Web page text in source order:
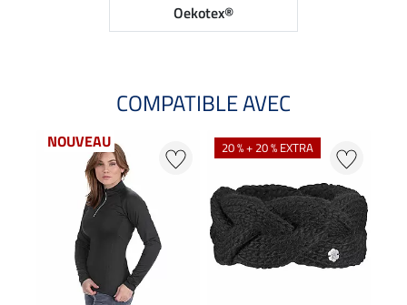
Oekotex®
COMPATIBLE AVEC
NOUVEAU 20 % + 20 % EXTRA